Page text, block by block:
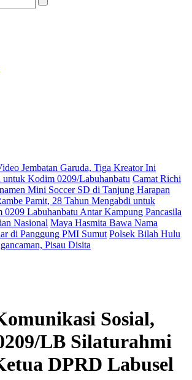
Jembatan Garuda, Tiga Kreator Ini
untuk Kodim 0209/Labuhanbatu Camat Richi
Mini Soccer SD di Tanjung Harapan
Pamit, 28 Tahun Mengabdi untuk
0209 Labuhanbatu Antar Kampung Pancasila
Nasional Maya Hasmita Bawa Nama
di Panggung PMI Sumut Polsek Bilah Hulu
Pisau Disita
Sosial,
LB Silaturahmi
DPRD Labusel